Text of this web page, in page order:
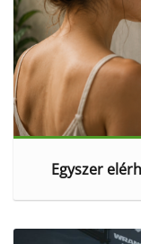
Egyszer